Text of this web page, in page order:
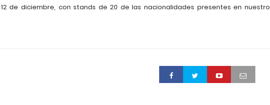
de diciembre, con stands de 20 de las nacionalidades presentes en nuestro